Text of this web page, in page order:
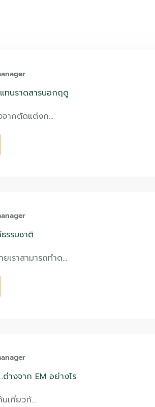
ทนราดสารนอกฤดู
จากตัดแต่งก…
รรมชาติ
เราสามารถทำด…
างจาก EM อย่างไร
นเกี่ยวกั…